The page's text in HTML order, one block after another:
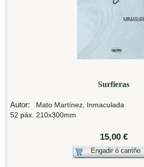
Surfieras
Autor:
Mato Martínez, Inmaculada
52 páx. 210x300mm
15,00 €
Engadir ó carriño